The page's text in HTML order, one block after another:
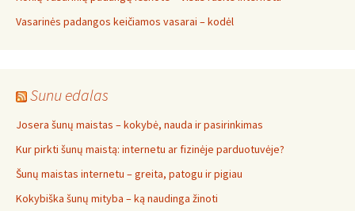
Vasarinės padangos keičiamos vasarai – kodėl
Sunu edalas
Josera šunų maistas – kokybė, nauda ir pasirinkimas
Kur pirkti šunų maistą: internetu ar fizinėje parduotuvėje?
Šunų maistas internetu – greita, patogu ir pigiau
Kokybiška šunų mityba – ką naudinga žinoti